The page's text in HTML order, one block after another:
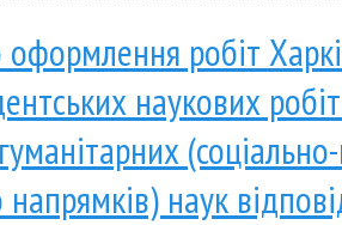
робіт
наукових
напрямків) наук